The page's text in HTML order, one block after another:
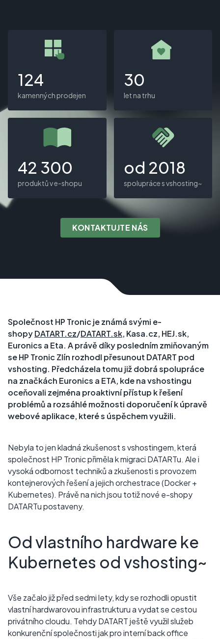
124
kamenných prodejen
30
let na trhu
42 300
produktů v e-shopu
od 2018
spolupráce s vshosting~
KONTAKTUJTE NÁS
Společnost HP Tronic je známá svými e-
shopyDATART.cz/DATART.sk, Kasa.cz, HEJ.sk,
Euronics a Eta. A právě díky posledním zmiňovaným
se HP Tronic Zlín rozhodl přesunout DATART pod
vshosting. Předcházela tomu již dobrá spolupráce
na značkách Euronics a ETA, kde na vshostingu
oceňovali zejména proaktivní přístup k řešení
problémů a rozsáhlé možnosti doporučení k úpravě
webové aplikace, které s úspěchem využili.
Nebyla to jen kladná zkušenost s vshostingem, která
společnost HP Tronic přiměla k migraci DATARTu. Ale i
vysoká odbornost techniků a zkušenosti s provozem
kontejnerových řešení a jejich orchestrace (Docker +
Kubernetes). Právě na nich jsou totiž nové e-shopy
DATARTu postaveny.
Od vlastního hardware ke
Kubernetes od vshosting~
Vše začalo již před sedmi lety, kdy se rozhodli opustit
vlastní hardwarovou infrastrukturu a vydat se cestou
privátního cloudu. Tehdy DATART ještě využil služeb
konkurenční společnosti jak pro interní back office